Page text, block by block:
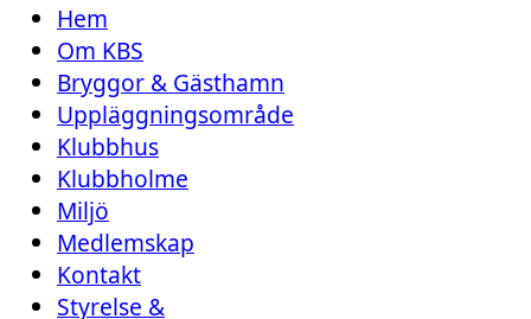
Hem
Om KBS
Bryggor & Gästhamn
Uppläggningsområde
Klubbhus
Klubbholme
Miljö
Medlemskap
Kontakt
Styrelse &